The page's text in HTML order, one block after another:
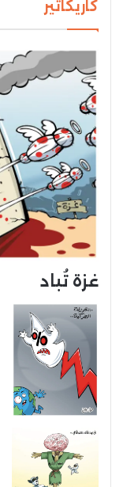
كاريكاتير
غزة تُباد